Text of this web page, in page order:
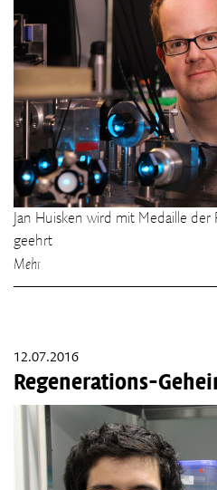
Jan Huisken wird mit Medaille der
geehrt
Mehr
12.07.2016
Regenerations-